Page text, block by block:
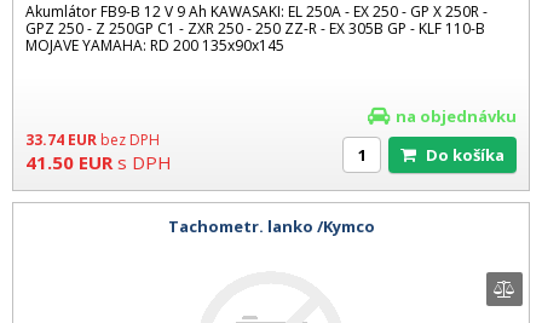
Akumlátor FB9-B 12 V 9 Ah KAWASAKI: EL 250A - EX 250 - GP X 250R -
GPZ 250 - Z 250GP C1 - ZXR 250 - 250 ZZ-R - EX 305B GP - KLF 110-B
MOJAVE YAMAHA: RD 200 135x90x145
33.74 EUR bez DPH
41.50 EUR s DPH
na objednávku
Do košíka
Tachometr. lanko /Kymco